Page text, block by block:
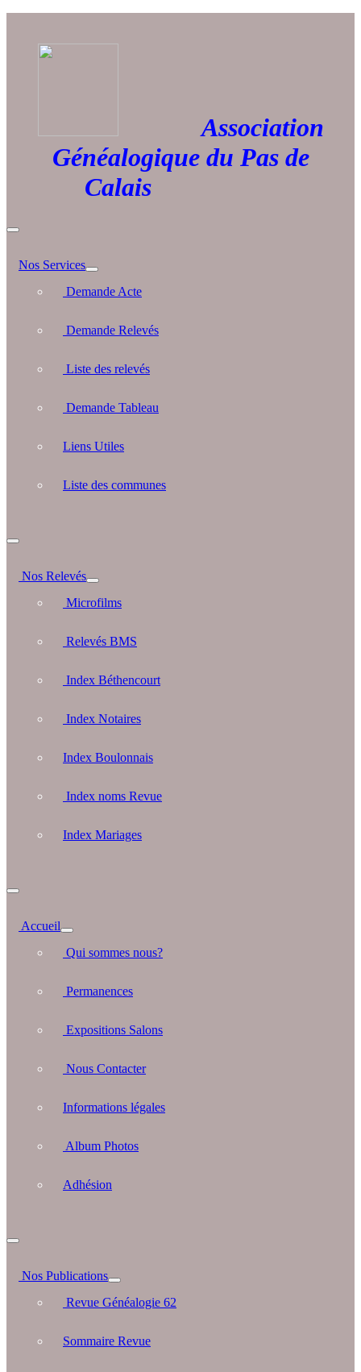
Association
Généalogique du Pas de
Calais
Nos Services
Demande Acte
Demande Relevés
Liste des relevés
Demande Tableau
Liens Utiles
Liste des communes
Nos Relevés
Microfilms
Relevés BMS
Index Béthencourt
Index Notaires
Index Boulonnais
Index noms Revue
Index Mariages
Accueil
Qui sommes nous?
Permanences
Expositions Salons
Nous Contacter
Informations légales
Album Photos
Adhésion
Nos Publications
Revue Généalogie 62
Sommaire Revue